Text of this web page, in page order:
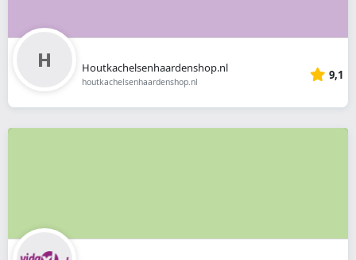
Houtkachelsenhaardenshop.nl
houtkachelsenhaardenshop.nl 9,1